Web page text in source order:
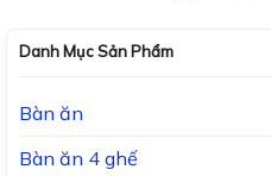
Danh Mục Sản Phẩm
Bàn ăn
Bàn ăn 4 ghế